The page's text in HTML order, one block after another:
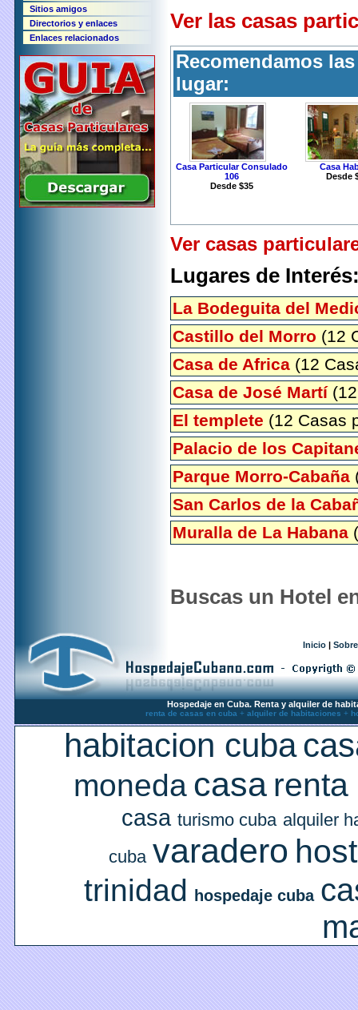
Ver las casas
Recomendamos
lugar:
Casa Particular Consulado
106
Desde $35
Casa
Desde
Ver casas
Lugares de
La Bodeguita del
Castillo del Morro (12
Casa de Africa (12
Casa de José Martí(12
El templete (12 Casas
Palacio de los
Parque Morro-Cabaña
San Carlos de la
Muralla de La Habana
Buscas un Hotel
Sitios amigos
Directorios y enlaces
Enlaces relacionados
Inicio |
Hospedaje en Cuba. Renta y alquiler de
renta de casas en cuba + alquiler de habitaciones +
habitacion cuba
moneda casa renta
casa turismo cuba alquiler
cuba varadero
trinidad hospedaje cuba